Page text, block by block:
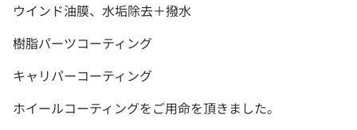
ウインド油膜、水垢除去＋撥水
樹脂パーツコーティング
キャリパーコーティング
ホイールコーティングをご用命を頂きました。